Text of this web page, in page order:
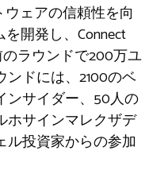
ウェアの信頼性を向
開発し、Connect
ラウンドで200万ユ
ドには、2100のベ
ンサイダー、50人の
ホサインマレクザデ
ル投資家からの参加